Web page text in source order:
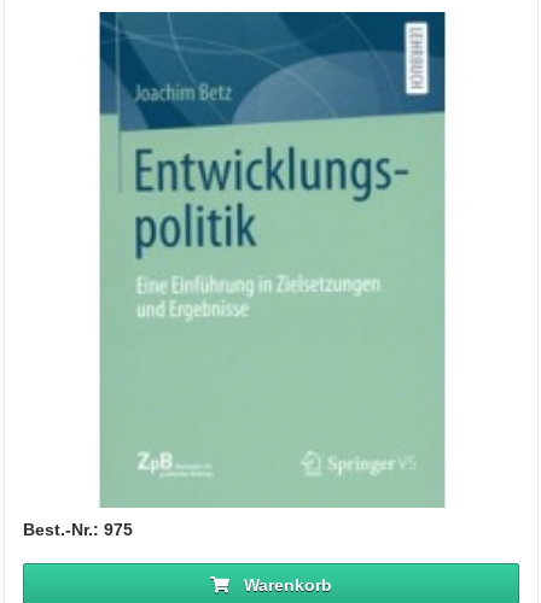
Best.-Nr.: 975
Warenkorb